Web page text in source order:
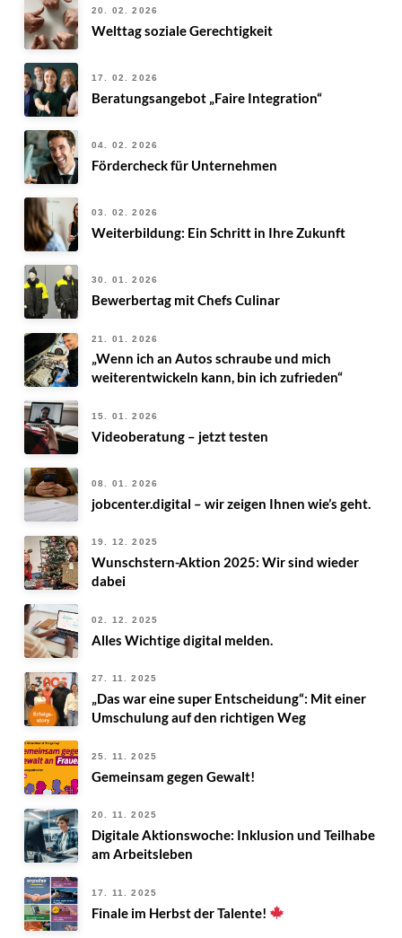
20. 02. 2026
Welttag soziale Gerechtigkeit
17. 02. 2026
Beratungsangebot „Faire Integration“
04. 02. 2026
Fördercheck für Unternehmen
03. 02. 2026
Weiterbildung: Ein Schritt in Ihre Zukunft
30. 01. 2026
Bewerbertag mit Chefs Culinar
21. 01. 2026
„Wenn ich an Autos schraube und mich
weiterentwickeln kann, bin ich zufrieden“
15. 01. 2026
Videoberatung – jetzt testen
08. 01. 2026
jobcenter.digital – wir zeigen Ihnen wie’s geht.
19. 12. 2025
Wunschstern-Aktion 2025: Wir sind wieder
dabei
02. 12. 2025
Alles Wichtige digital melden.
27. 11. 2025
„Das war eine super Entscheidung“: Mit einer
Umschulung auf den richtigen Weg
25. 11. 2025
Gemeinsam gegen Gewalt!
20. 11. 2025
Digitale Aktionswoche: Inklusion und Teilhabe
am Arbeitsleben
17. 11. 2025
Finale im Herbst der Talente!